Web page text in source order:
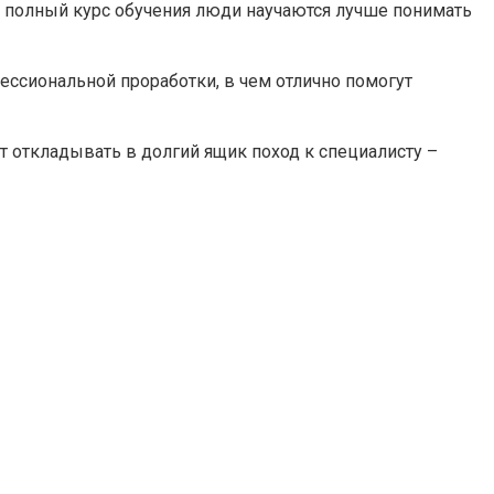
курс обучения люди научаются лучше понимать
проработки, в чем отлично помогут
в долгий ящик поход к специалисту –